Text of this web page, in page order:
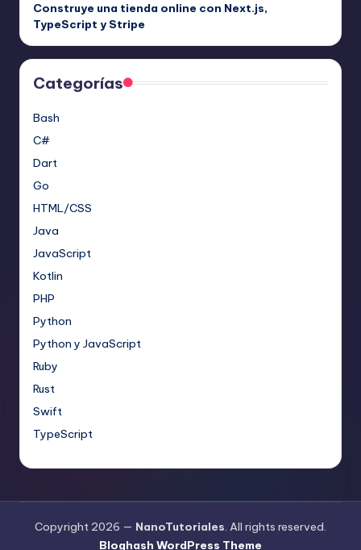
Construye una tienda online con Next.js,
TypeScript y Stripe
Categorías
Bash
C#
Dart
Go
HTML/CSS
Java
JavaScript
Kotlin
PHP
Python
Python y JavaScript
Ruby
Rust
Swift
TypeScript
Copyright 2026 — NanoTutoriales. All rights reserved.
Bloghash WordPress Theme